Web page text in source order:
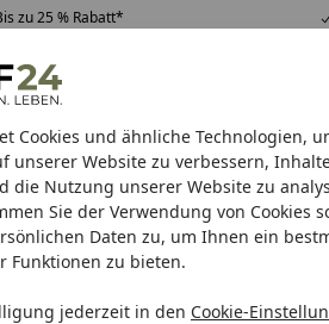
Cookies und ähnliche Technologien,
unserer Website zu verbessern,
die Nutzung unserer Website zu
Sie der Verwendung von Cookies
Daten zu, um Ihnen ein
Funktionen zu bieten.
jederzeit in den Cookie-
zu 25 % Rabatt*
25.948 Bewertungen
Tipps & Tricks
Laterne Feuerhand
Karibu Pools inkl.